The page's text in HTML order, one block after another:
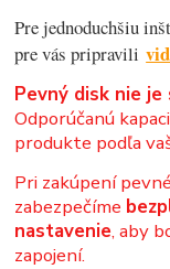
Pre jednoduchšiu
pre vás pripravili
Pevný disk nie je
Odporúčanú
produkte podľa
Pri zakúpení
zabezpečíme
nastavenie, aby
zapojení.